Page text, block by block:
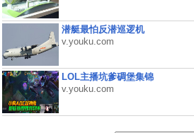
潜艇最怕反潜巡逻机
v.youku.com
LOL主播坑爹碉堡集锦
v.youku.com